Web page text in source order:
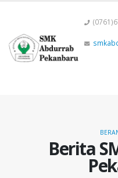
Berita